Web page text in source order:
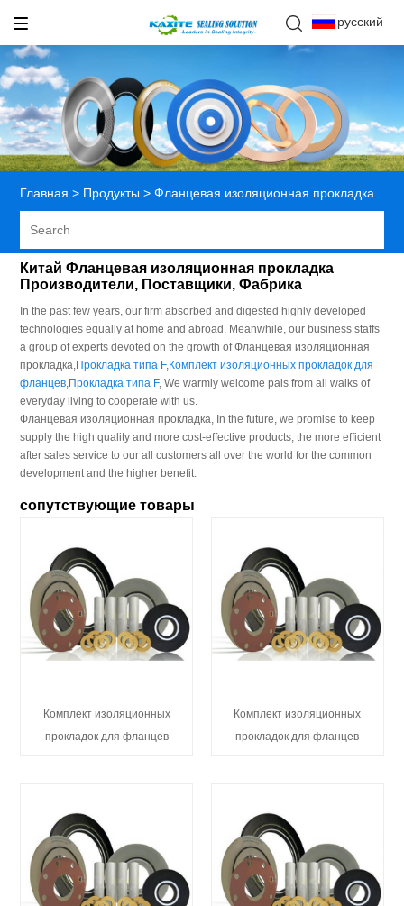
русский
Главная > Продукты > Фланцевая изоляционная прокладка
Китай Фланцевая изоляционная прокладка
Производители, Поставщики, Фабрика
In the past few years, our firm absorbed and digested highly developed
technologies equally at home and abroad. Meanwhile, our business staffs
a group of experts devoted on the growth of Фланцевая изоляционная
прокладка,Прокладка типа F,Комплект изоляционных прокладок для
фланцев,Прокладка типа F, We warmly welcome pals from all walks of
everyday living to cooperate with us.
Фланцевая изоляционная прокладка, In the future, we promise to keep
supply the high quality and more cost-effective products, the more efficient
after sales service to our all customers all over the world for the common
development and the higher benefit.
сопутствующие товары
Комплект изоляционных
прокладок для фланцев
Комплект изоляционных
прокладок для фланцев